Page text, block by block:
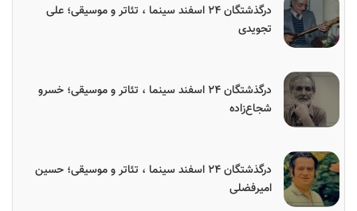
درگذشتگان ۲۴ اسفند سینما ، تئاتر و موسیقی؛ علی
تجویدی
درگذشتگان ۲۴ اسفند سینما ، تئاتر و موسیقی؛ خسرو
شجاع‌زاده
درگذشتگان ۲۴ اسفند سینما ، تئاتر و موسیقی؛ حسین
امیرفضلی